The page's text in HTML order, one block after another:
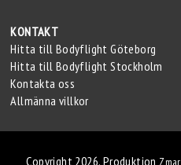
KONTAKT
Hitta till Bodyflight Göteborg
Hitta till Bodyflight Stockholm
Kontakta oss
Allmänna villkor
Copyright 2026. Produktion